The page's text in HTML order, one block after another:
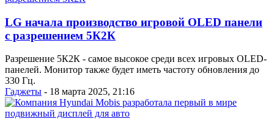
LG начала производство игровой OLED панели
с разрешением 5К2К
Разрешение 5К2К - самое высокое среди всех игровых OLED-
панелей. Монитор также будет иметь частоту обновления до
330 Гц.
Гаджеты - 18 марта 2025, 21:16